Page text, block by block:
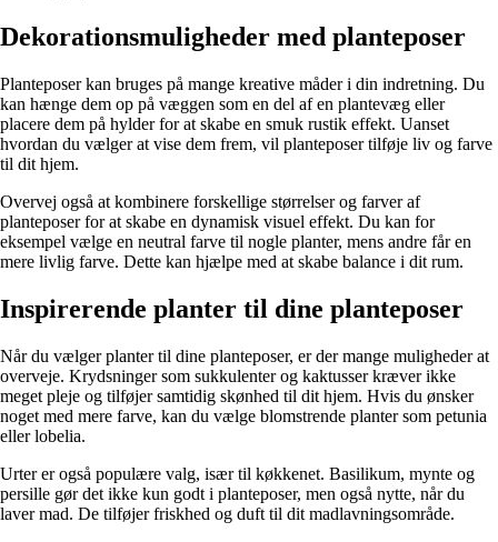
Dekorationsmuligheder med planteposer
Planteposer kan bruges på mange kreative måder i din indretning. Du
kan hænge dem op på væggen som en del af en plantevæg eller
placere dem på hylder for at skabe en smuk rustik effekt. Uanset
hvordan du vælger at vise dem frem, vil planteposer tilføje liv og farve
til dit hjem.
Overvej også at kombinere forskellige størrelser og farver af
planteposer for at skabe en dynamisk visuel effekt. Du kan for
eksempel vælge en neutral farve til nogle planter, mens andre får en
mere livlig farve. Dette kan hjælpe med at skabe balance i dit rum.
Inspirerende planter til dine planteposer
Når du vælger planter til dine planteposer, er der mange muligheder at
overveje. Krydsninger som sukkulenter og kaktusser kræver ikke
meget pleje og tilføjer samtidig skønhed til dit hjem. Hvis du ønsker
noget med mere farve, kan du vælge blomstrende planter som petunia
eller lobelia.
Urter er også populære valg, især til køkkenet. Basilikum, mynte og
persille gør det ikke kun godt i planteposer, men også nytte, når du
laver mad. De tilføjer friskhed og duft til dit madlavningsområde.